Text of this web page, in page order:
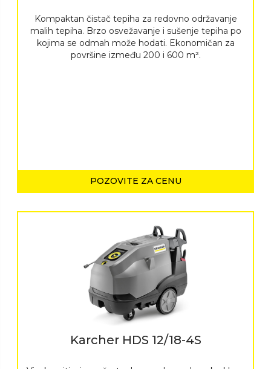
Kompaktan čistač tepiha za redovno održavanje
malih tepiha. Brzo osvežavanje i sušenje tepiha po
kojima se odmah može hodati. Ekonomičan za
površine između 200 i 600 m².
POZOVITE ZA CENU
Karcher HDS 12/18-4S